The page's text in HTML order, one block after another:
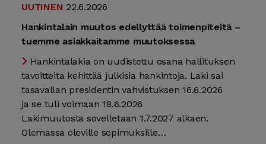
UUTINEN 22.6.2026
Hankintalain muutos edellyttää toimenpiteitä –
tuemme asiakkaitamme muutoksessa
Hankintalakia on uudistettu osana hallituksen
tavoitteita kehittää julkisia hankintoja. Laki sai
tasavallan presidentin vahvistuksen 16.6.2026
ja se tuli voimaan 18.6.2026
Lakimuutosta sovelletaan 1.7.2027 alkaen.
Olemassa oleville sopimuksille…